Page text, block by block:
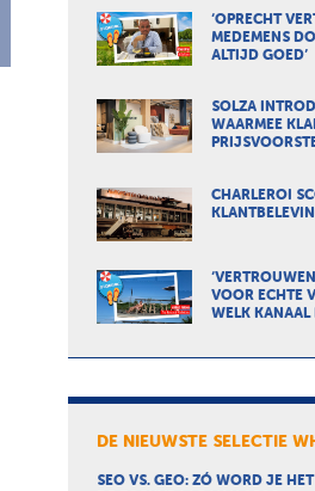
‘OPRECHT
MEDEMENS
ALTIJD GOED’
SOLZA
WAARMEE
CHARLEROI
VOOR ECHTE
WELK KANAAL
DE NIEUWSTE SELECTIE
SEO VS. GEO: ZÓ WORD JE